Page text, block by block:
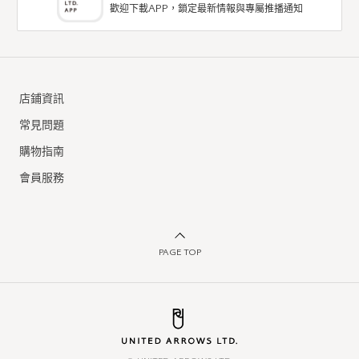
歡迎下載APP，鎖定最新情報與專屬推播通知
店鋪資訊
常見問題
購物指南
會員服務
PAGE TOP